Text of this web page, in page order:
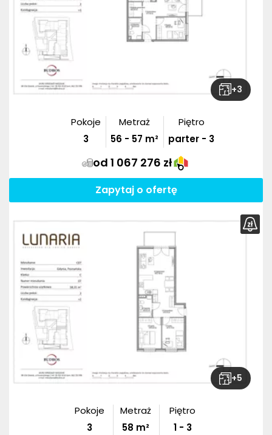
+3
Pokoje
3
Metraż
56 - 57 m²
Piętro
parter - 3
od 1 067 276 zł
Zapytaj o ofertę
+5
Pokoje
3
Metraż
58 m²
Piętro
1 - 3